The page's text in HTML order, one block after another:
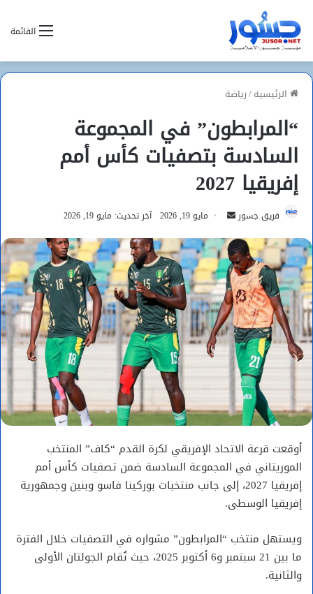
القائمة
الرئيسية/رياضة
“المرابطون” في المجموعة
السادسة بتصفيات كأس أمم
إفريقيا 2027
فريق جسور
أرسل
إلكترونيا
مايو 19, 2026 آخر تحديث: مايو 19, 2026
أوقعت قرعة الاتحاد الإفريقي لكرة القدم “كاف” المنتخب
الموريتاني في المجموعة السادسة ضمن تصفيات كأس أمم
إفريقيا 2027، إلى جانب منتخبات بوركينا فاسو وبنين وجمهورية
إفريقيا الوسطى.
ويستهل منتخب “المرابطون” مشواره في التصفيات خلال الفترة
ما بين 21 سبتمبر و6 أكتوبر 2025، حيث تُقام الجولتان الأولى
والثانية.